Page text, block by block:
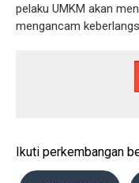
pelaku UMKM akan
mengancam
Ikuti perkembangan